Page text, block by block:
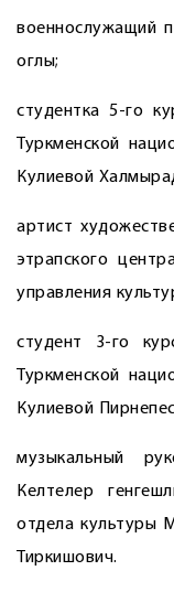
военнослужащий
оглы;
студентка 5-го
Туркменской
Кулиевой
артист
этрапского
управления
студент 3-го
Туркменской
Кулиевой
музыкальный
Келтелер
отдела культуры
Тиркишович.